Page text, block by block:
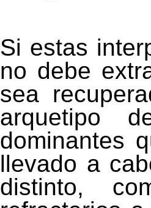
Si estas
no debe
sea
arquetipo
dominantes
llevado a
distinto,